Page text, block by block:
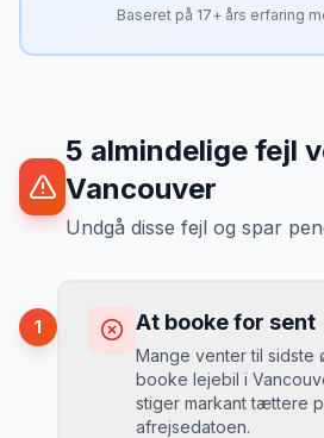
Baseret på 17+ års erfaring
5 almindelige fejl
Vancouver
Undgå disse fejl og spar
1 At booke for sent
Mange venter til sidste
booke lejebil i
stiger markant tættere
afrejsedatoen.